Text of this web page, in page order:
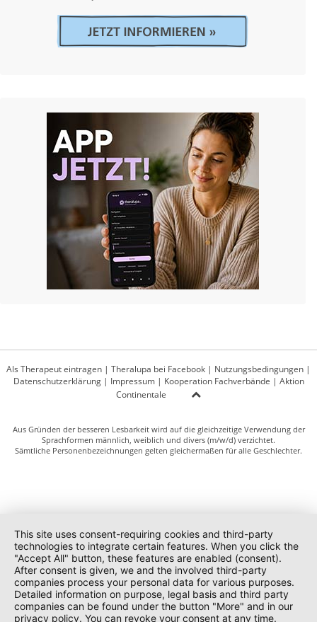
Als Therapeut eintragen | Theralupa bei Facebook | Nutzungsbedingungen |
Datenschutzerklärung| Impressum| Kooperation Fachverbände | Aktion
Continentale
Aus Gründen der besseren Lesbarkeit wird auf die gleichzeitige Verwendung der
Sprachformen männlich, weiblich und divers (m/w/d) verzichtet.
Sämtliche Personenbezeichnungen gelten gleichermaßen für alle Geschlechter.
This site uses consent-requiring cookies and third-party
technologies to integrate certain features. When you click the
"Accept All" button, these features are enabled (consent).
After consent is given, we and the involved third-party
companies process your personal data for various purposes.
Detailed information on purpose, legal basis and third party
companies can be found under the button "More" and in our
privacy policy. You can revoke your consent at any time.